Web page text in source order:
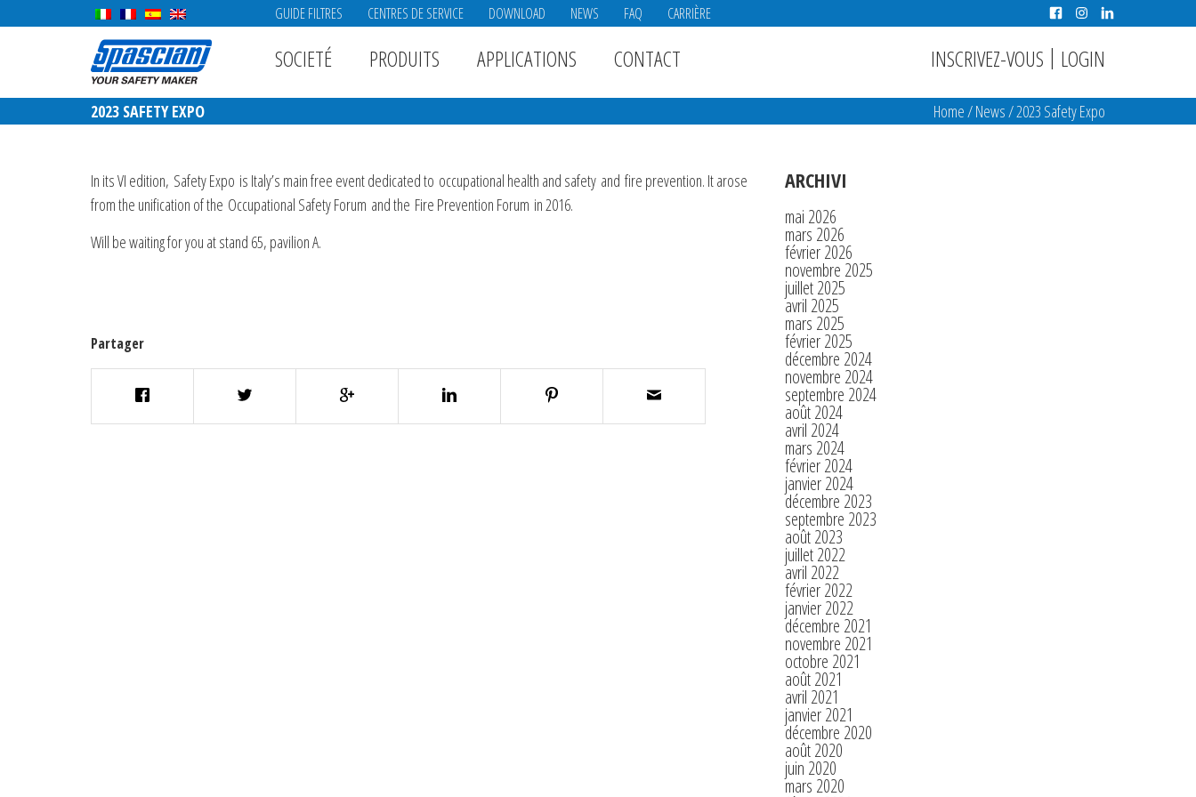
GUIDE FILTRES CENTRES DE SERVICE DOWNLOAD NEWS FAQ CARRIÈRE
SOCIETÉ PRODUITS APPLICATIONS CONTACT INSCRIVEZ-VOUS | LOGIN
2023 SAFETY EXPO Home/News/2023 Safety Expo
In its VI edition, Safety Expo is Italy’s main free event dedicated to occupational health and safety and fire prevention. It arose
from the unification of the Occupational Safety Forum and the Fire Prevention Forum in 2016.
Will be waiting for you at stand 65, pavilion A.
Partager
ARCHIVI
mai 2026
mars 2026
février 2026
novembre 2025
juillet 2025
avril 2025
mars 2025
février 2025
décembre 2024
novembre 2024
septembre 2024
août 2024
avril 2024
mars 2024
février 2024
janvier 2024
décembre 2023
septembre 2023
août 2023
juillet 2022
avril 2022
février 2022
janvier 2022
décembre 2021
novembre 2021
octobre 2021
août 2021
avril 2021
janvier 2021
décembre 2020
août 2020
juin 2020
mars 2020